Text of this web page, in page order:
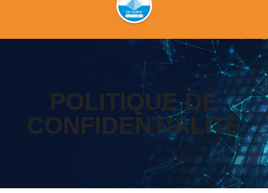
POLITIQUE DE
CONFIDENTIALITÉ